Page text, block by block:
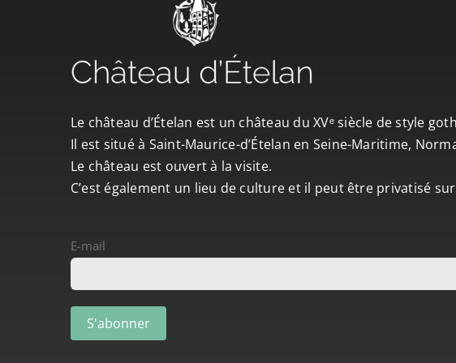
Le château d’Ételan est un château du XVᵉ siècle de style
Il est situé à Saint-Maurice-d’Ételan en Seine-Maritime,
Le château est ouvert à la visite.
C’est également un lieu de culture et il peut être privatisé
E-mail